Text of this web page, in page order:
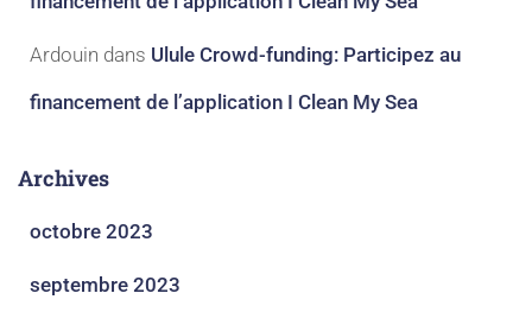
Ardouin dans Ulule Crowd-funding: Participez au
financement de l’application I Clean My Sea
Archives
octobre 2023
septembre 2023